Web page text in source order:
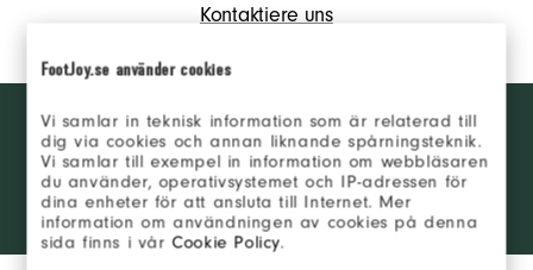
FootJoy.se använder cookies
Vi samlar in teknisk information som är relaterad till
dig via cookies och annan liknande spårningsteknik.
Vi samlar till exempel in information om webbläsaren
du använder, operativsystemet och IP-adressen för
dina enheter för att ansluta till Internet. Mer
information om användningen av cookies på denna
sida finns i vårCookie Policy.
Kontaktiere uns
Want behind
the ropes
access and
exclusive
products?
Learn More
WERDE INSIDER
ANMELDEN